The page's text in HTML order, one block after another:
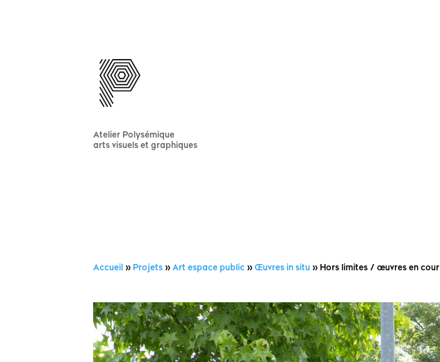
Atelier Polysémique
arts visuels et graphiques
Accueil » Projets »Art espace public »Œuvres in situ » Hors limites / œuvres en cour